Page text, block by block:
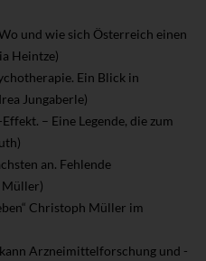
und wie sich Österreich einen
Heintze)
Ein Blick in
Jungaberle)
– Eine Legende, die zum
an. Fehlende
Müller)
Christoph Müller im
Arzneimittelforschung und -